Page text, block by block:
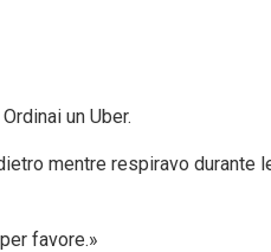
un Uber.
mentre respiravo durante
favore.»